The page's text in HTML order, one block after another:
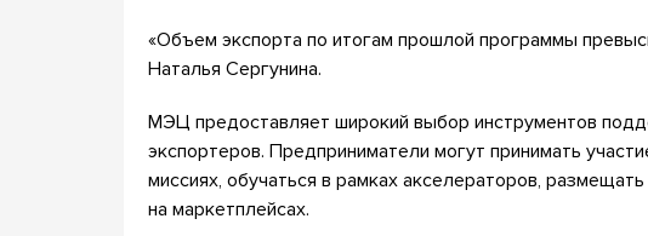
«Объем экспорта по итогам прошлой программы
Наталья Сергунина.
МЭЦ предоставляет широкий выбор инструментов
экспортеров. Предприниматели могут принимать
миссиях, обучаться в рамках акселераторов,
на маркетплейсах.